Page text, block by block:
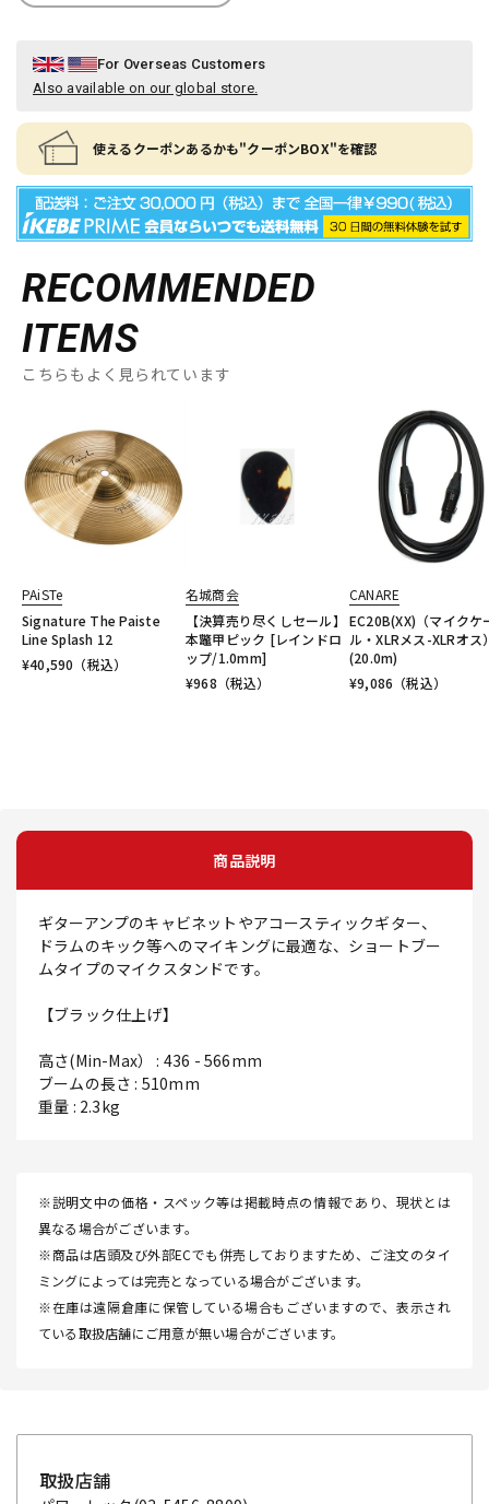
For Overseas Customers
Also available on our global store.
使えるクーポンあるかも"クーポンBOX"を確認
RECOMMENDED
ITEMS
こちらもよく見られています
PAiSTe
Signature The Paiste
Line Splash 12
¥40,590 （税込）
名城商会
【決算売り尽くしセール】
本鼈甲ピック [レインドロ
ップ/1.0mm]
¥968 （税込）
CANARE
EC20B(XX)（マイクケ
ル・XLRメス-XLRオス
(20.0m)
¥9,086 （税込）
商品説明
ギターアンプのキャビネットやアコースティックギター、
ドラムのキック等へのマイキングに最適な、ショートブー
ムタイプのマイクスタンドです。
【ブラック仕上げ】
高さ(Min-Max） : 436 - 566mm
ブームの長さ : 510mm
重量 : 2.3kg
※説明文中の価格・スペック等は掲載時点の情報であり、現状とは
異なる場合がございます。
※商品は店頭及び外部ECでも併売しておりますため、ご注文のタイ
ミングによっては完売となっている場合がございます。
※在庫は遠隔倉庫に保管している場合もございますので、表示され
ている取扱店舗にご用意が無い場合がございます。
取扱店舗